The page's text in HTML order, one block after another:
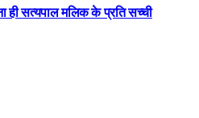
ही सत्यपाल मलिक के प्रति सच्ची